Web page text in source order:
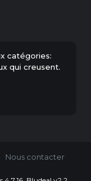
catégories:
qui creusent.
Nous contacter